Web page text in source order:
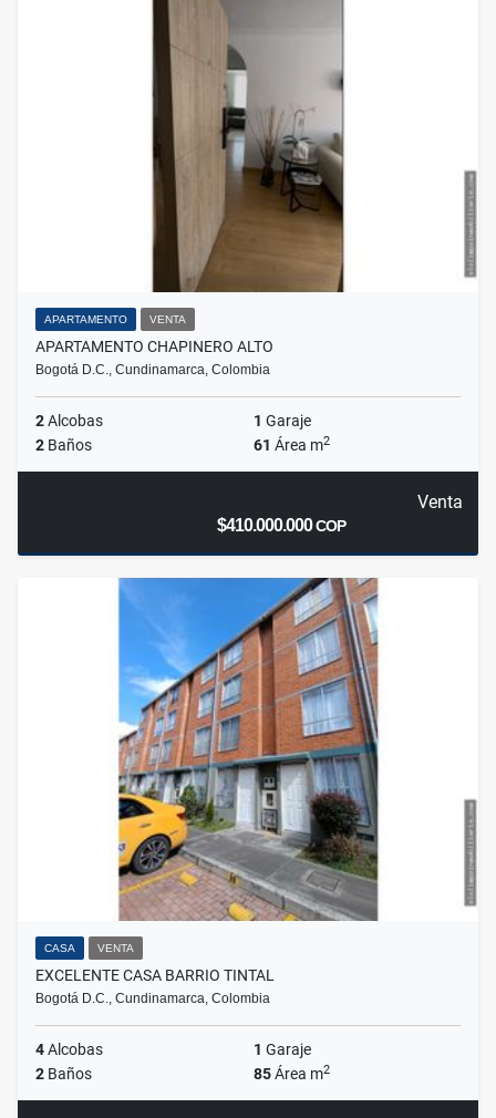
APARTAMENTO VENTA
APARTAMENTO CHAPINERO ALTO
Bogotá D.C., Cundinamarca, Colombia
2Alcobas 1 Garaje
2 Baños 61 Área m2
Venta
$410.000.000COP
CASA VENTA
EXCELENTE CASA BARRIO TINTAL
Bogotá D.C., Cundinamarca, Colombia
4Alcobas 1 Garaje
2 Baños 85Área m2